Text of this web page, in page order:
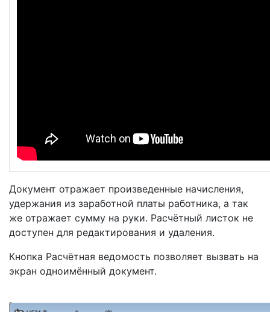
Документ отражает произведенные начисления,
удержания из заработной платы работника, а так
же отражает сумму на руки. Расчётный листок не
доступен для редактирования и удаления.
Кнопка Расчётная ведомость позволяет вызвать на
экран одноимённый документ.